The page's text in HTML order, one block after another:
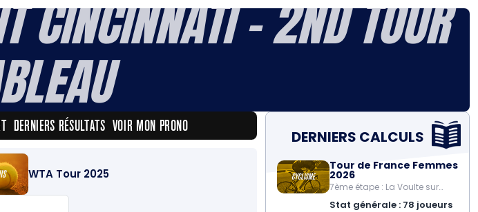
CINCINNATI - 2ND TOUR
DERNIERS RÉSULTATS VOIR MON PRONO
WTA Tour 2025
DERNIERS CALCULS
Tour de France Femmes
2026
7ème étape : La Voulte sur
Rhône - Mont Ventoux
Stat générale : 78 joueurs